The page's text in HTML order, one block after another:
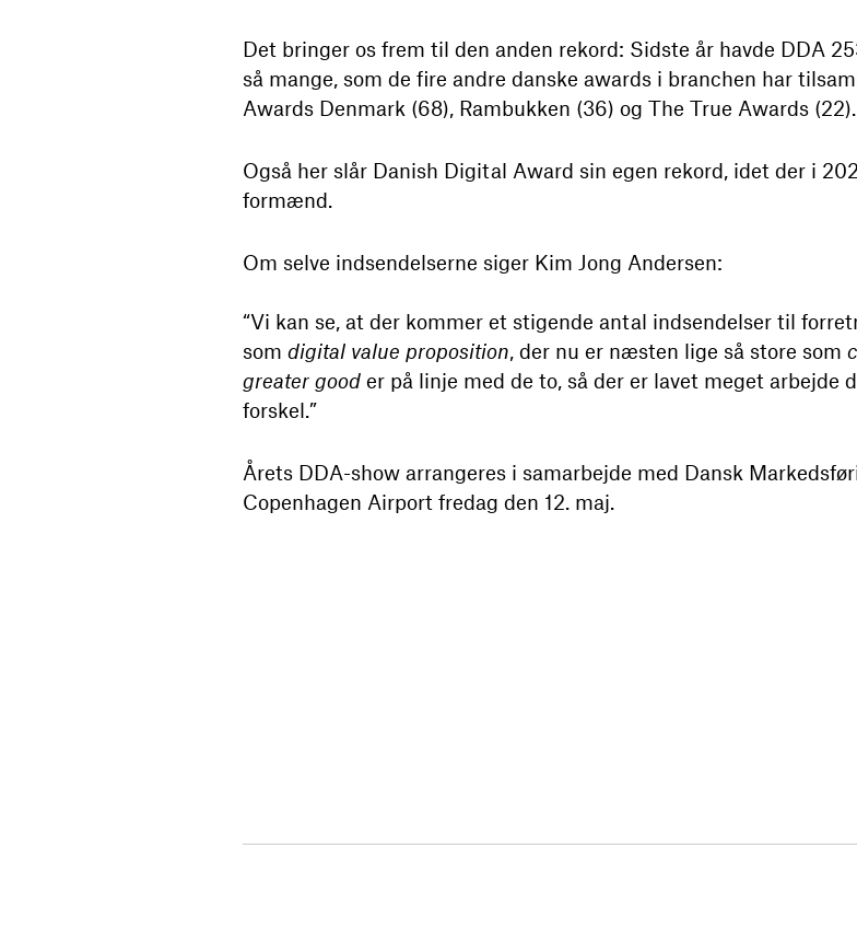
Det bringer os frem til den anden rekord: Sidste år havde DDA
så mange, som de fire andre danske awards i branchen har
Awards Denmark (68), Rambukken (36) og The True Awards
Også her slår Danish Digital Award sin egen rekord, idet der i
formænd.
Om selve indsendelserne siger Kim Jong Andersen:
“Vi kan se, at der kommer et stigende antal indsendelser til
som digital value proposition, der nu er næsten lige så store som
greater good er på linje med de to, så der er lavet meget arbejde
forskel.”
Årets DDA-show arrangeres i samarbejde med Dansk
Copenhagen Airport fredag den 12. maj.